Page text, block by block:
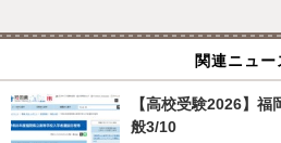
関連ニュー
【高校受験2026】
般3/10